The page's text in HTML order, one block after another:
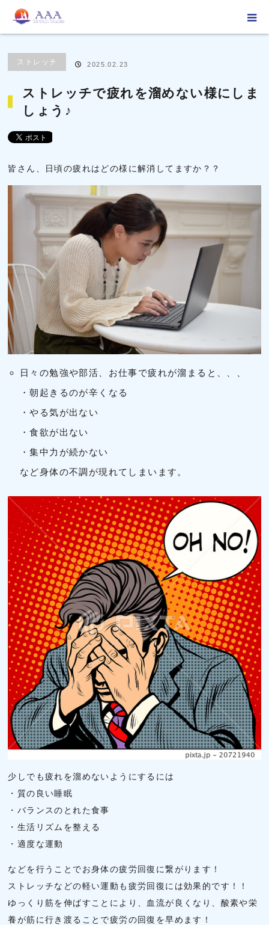
ブログ
ストレッチで疲れを溜めない様にしましょ
♪
ストレッチ 2025.02.23
ストレッチで疲れを溜めない様にしま
しょう♪
皆さん、日頃の疲れはどの様に解消してますか？？
日々の勉強や部活、お仕事で疲れが溜まると、、、
・朝起きるのが辛くなる
・やる気が出ない
・食欲が出ない
・集中力が続かない
など身体の不調が現れてしまいます。
少しでも疲れを溜めないようにするには
・質の良い睡眠
・バランスのとれた食事
・生活リズムを整える
・適度な運動
などを行うことでお身体の疲労回復に繋がります！
ストレッチなどの軽い運動も疲労回復には効果的です！！
ゆっくり筋を伸ばすことにより、血流が良くなり、酸素や栄
養が筋に行き渡ることで疲労の回復を早めます！